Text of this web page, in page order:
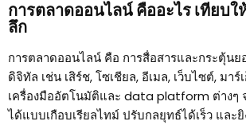
การตลาดออนไลน์ คืออะไร เทียบใ
ลึก
การตลาดออนไลน์ คือ การสื่อสารและกระตุ้น
ดิจิทัล เช่น เสิร์ช, โซเชียล, อีเมล, เว็บไซต์, มาร์
เครื่องมืออัตโนมัติและ data platform ต่างๆ
ได้แบบเกือบเรียลไทม์ ปรับกลยุทธ์ได้เร็ว และยิ